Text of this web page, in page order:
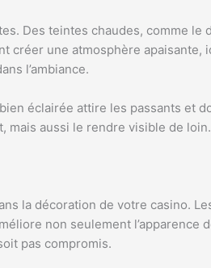
Des teintes chaudes, comme
créer une atmosphère
l’ambiance.
éclairée attire les passants
aussi le rendre visible de
la décoration de votre casino.
non seulement
pas compromis.